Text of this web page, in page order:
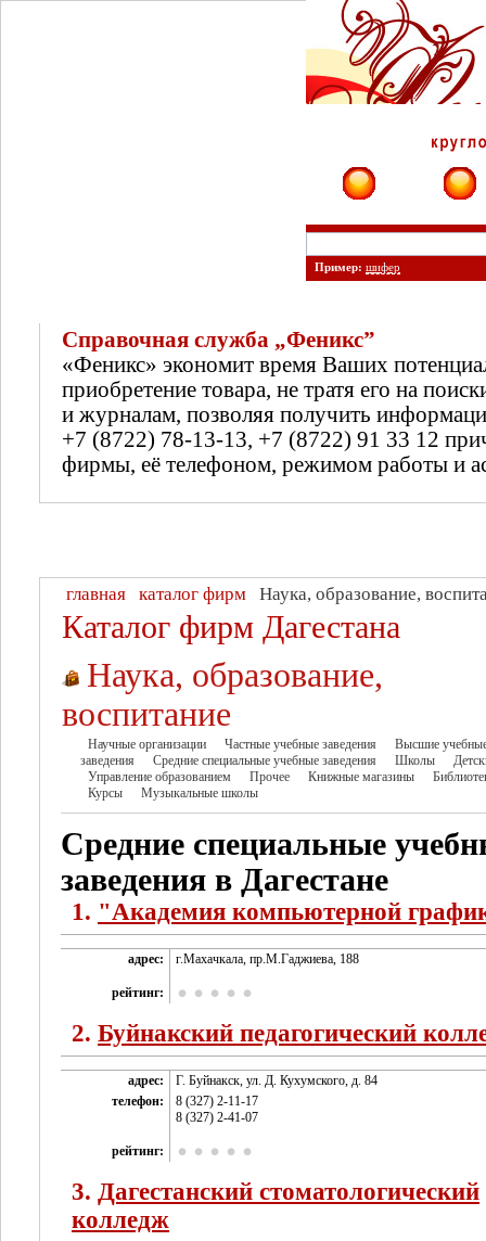
Пример: шифер
Справочная служба „Феникс”
«Феникс» экономит время Ваших
приобретение товара, не тратя его на
и журналам, позволяя получить
+7 (8722) 78-13-13, +7 (8722) 91 33 12
фирмы, её телефоном, режимом работы и
главная каталог фирм Наука, образование,
Каталог фирм Дагестана
Наука, образование,
воспитание
Научные организации Частные учебные заведения
Высшие
заведения
Средние специальные учебные заведения Школы
Управление образованием
Прочее Книжные магазины
Курсы
Музыкальные школы
Средние специальные
заведения в Дагестане
1. "Академия компьютерной
адрес: г.Махачкала, пр.М.Гаджиева, 188
рейтинг:
2. Буйнакский педагогический
адрес:
Г. Буйнакск, ул. Д. Кухумского, д. 84
телефон:
8 (327) 2-11-17
8 (327) 2-41-07
рейтинг:
3. Дагестанский стоматологический
колледж